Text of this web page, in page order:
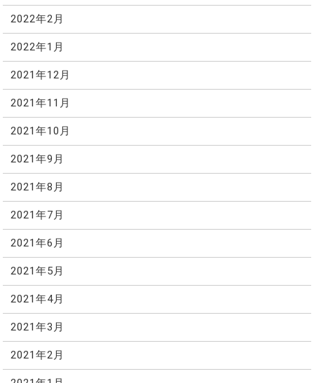
2022年2月
2022年1月
2021年12月
2021年11月
2021年10月
2021年9月
2021年8月
2021年7月
2021年6月
2021年5月
2021年4月
2021年3月
2021年2月